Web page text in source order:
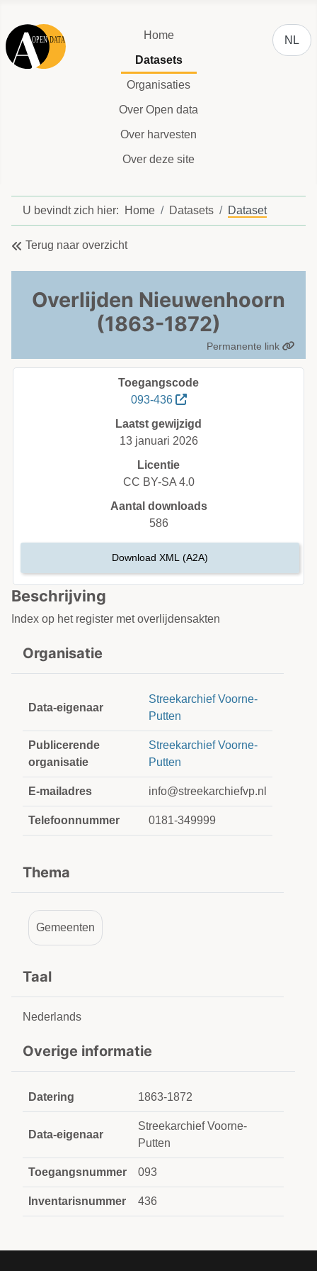
Home
Datasets
Organisaties
Over Open data
Over harvesten
Over deze site
NL
U bevindt zich hier: Home Datasets Dataset
Terug naar overzicht
Overlijden Nieuwenhoorn
(1863-1872)
Permanente link
Beschrijving
Index op het register met overlijdensakten
Organisatie
Data-eigenaar
Streekarchief Voorne-
Putten
Publicerende
organisatie
Streekarchief Voorne-
Putten
E-mailadres info@streekarchiefvp.nl
Telefoonnummer 0181-349999
Thema
Gemeenten
Taal
Nederlands
Overige informatie
Datering 1863-1872
Data-eigenaar
Streekarchief Voorne-
Putten
Toegangsnummer 093
Inventarisnummer 436
Toegangscode
093-436
Laatst gewijzigd
13 januari 2026
Licentie
CC BY-SA 4.0
Aantal downloads
586
Download XML (A2A)